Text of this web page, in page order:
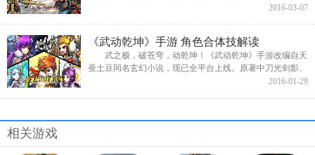
面纱，古墓寻宝火热开启，更有精英关卡模式开放挑战等
2016-03-07
《武动乾坤》手游 角色合体技解读
武之极，破苍穹，动乾坤！《武动乾坤》手游改编自天
蚕土豆同名玄幻小说，现已全平台上线。原著中刀光剑影、
爱恨情仇的故事情节和人物令人印象深刻，在游戏中，他们
2016-01-29
相关游戏